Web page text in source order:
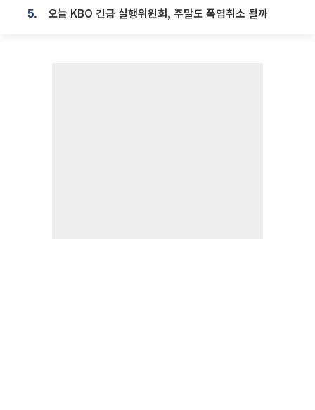
5. 오늘 KBO 긴급 실행위원회, 주말도 폭염취소 될까